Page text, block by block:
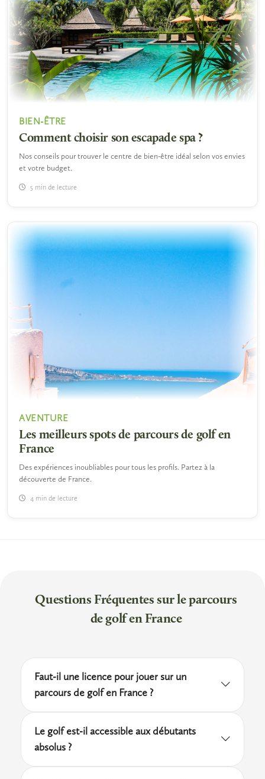
BIEN-ÊTRE
Comment choisir son escapade spa ?
Nos conseils pour trouver le centre de bien-être idéal selon vos envies
et votre budget.
5 min de lecture
AVENTURE
Les meilleurs spots de parcours de golf en
France
Des expériences inoubliables pour tous les profils. Partez à la
découverte de France.
4 min de lecture
Questions Fréquentes sur le parcours
de golf en France
Faut-il une licence pour jouer sur un
parcours de golf en France ?
fédérale ou une carte de handicap est
Le golf est-il accessible aux débutants
absolus ?